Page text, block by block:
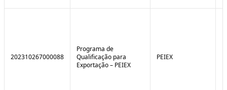
202310267000088
Programa de
Qualificação para
Exportação – PEIEX
PEIEX